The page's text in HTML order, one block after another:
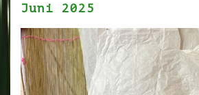
Juni 2025